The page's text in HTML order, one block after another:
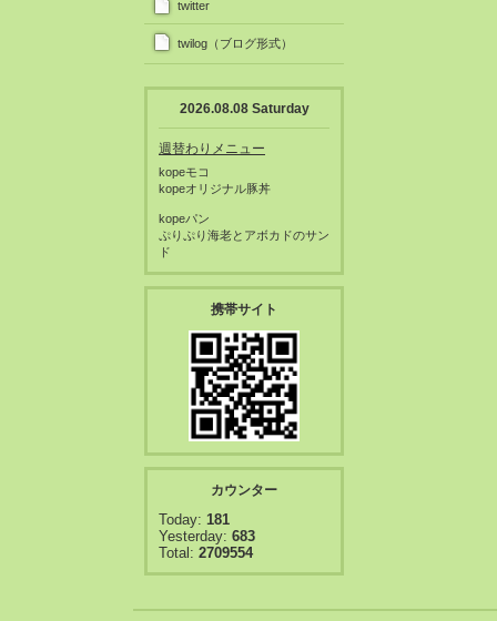
twitter
twilog（ブログ形式）
2026.08.08 Saturday
週替わりメニュー
kopeモコ
kopeオリジナル豚丼
kopeパン
ぷりぷり海老とアボカドのサン
ド
携帯サイト
カウンター
Today: 181
Yesterday: 683
Total: 2709554